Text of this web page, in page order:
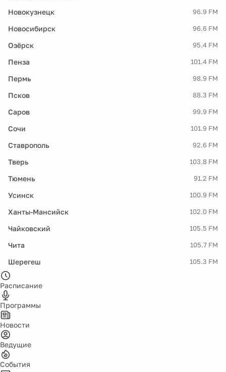
Новокузнецк 96.9 FM
Новосибирск 96.6 FM
Озёрск 95.4 FM
Пенза 101.4 FM
Пермь 98.9 FM
Псков 88.3 FM
Саров 99.9 FM
Сочи 101.9 FM
Ставрополь 92.6 FM
Тверь 103.8 FM
Тюмень 91.2 FM
Усинск 100.9 FM
Ханты-Мансийск 102.0 FM
Чайковский 105.5 FM
Чита 105.7 FM
Шерегеш 105.3 FM
Расписание
Программы
Новости
Ведущие
События